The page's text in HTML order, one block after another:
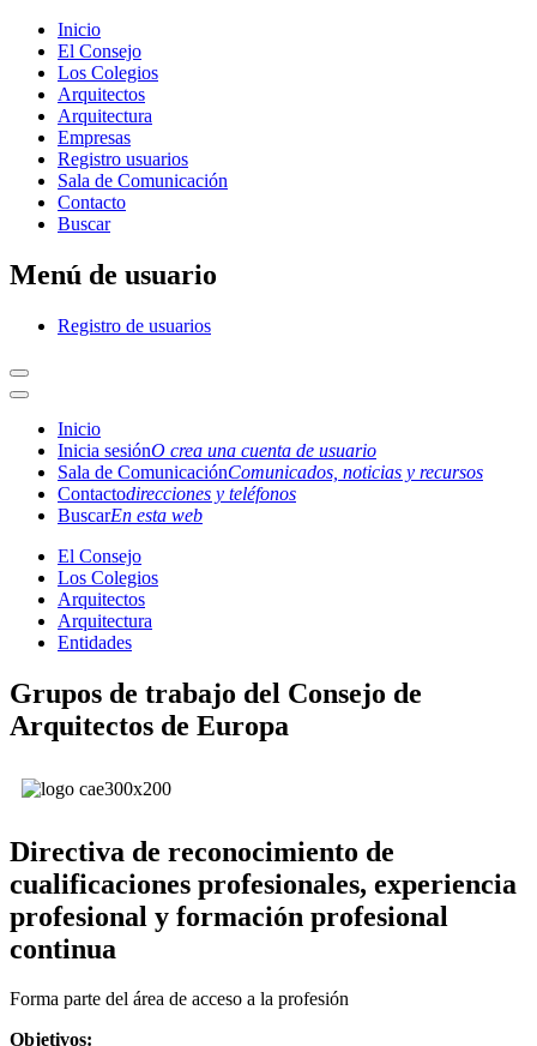
Inicio
El Consejo
Los Colegios
Arquitectos
Arquitectura
Empresas
Registro usuarios
Sala de Comunicación
Contacto
Buscar
Menú de usuario
Registro de usuarios
Inicio
Inicia sesiónO crea una cuenta de usuario
Sala de ComunicaciónComunicados, noticias y recursos
Contactodirecciones y teléfonos
BuscarEn esta web
El Consejo
Los Colegios
Arquitectos
Arquitectura
Entidades
Grupos de trabajo del Consejo de
Arquitectos de Europa
Directiva de reconocimiento de
cualificaciones profesionales, experiencia
profesional y formación profesional
continua
Forma parte del área de acceso a la profesión
Objetivos: